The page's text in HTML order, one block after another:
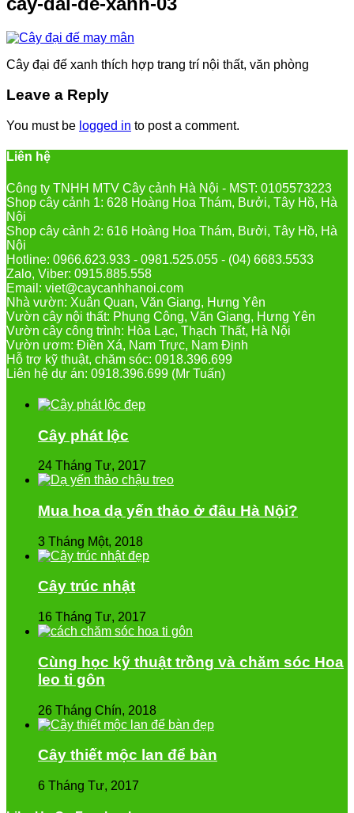
Cây đại đế xanh thích hợp trang trí nội thất, văn phòng
Leave a Reply
You must be logged in to post a comment.
Liên hệ
Công ty TNHH MTV Cây cảnh Hà Nội - MST: 0105573223
Shop cây cảnh 1: 628 Hoàng Hoa Thám, Bưởi, Tây Hồ, Hà
Nội
Shop cây cảnh 2: 616 Hoàng Hoa Thám, Bưởi, Tây Hồ, Hà
Nội
Hotline: 0966.623.933 - 0981.525.055 - (04) 6683.5533
Zalo, Viber: 0915.885.558
Email: viet@caycanhhanoi.com
Nhà vườn: Xuân Quan, Văn Giang, Hưng Yên
Vườn cây nội thất: Phụng Công, Văn Giang, Hưng Yên
Vườn cây công trình: Hòa Lạc, Thạch Thất, Hà Nội
Vườn ươm: Điền Xá, Nam Trực, Nam Định
Hỗ trợ kỹ thuật, chăm sóc: 0918.396.699
Liên hệ dự án: 0918.396.699 (Mr Tuấn)
Cây phát lộc
24 Tháng Tư, 2017
Mua hoa dạ yến thảo ở đâu Hà Nội?
3 Tháng Một, 2018
Cây trúc nhật
16 Tháng Tư, 2017
Cùng học kỹ thuật trồng và chăm sóc Hoa
leo ti gôn
26 Tháng Chín, 2018
Cây thiết mộc lan để bàn
6 Tháng Tư, 2017